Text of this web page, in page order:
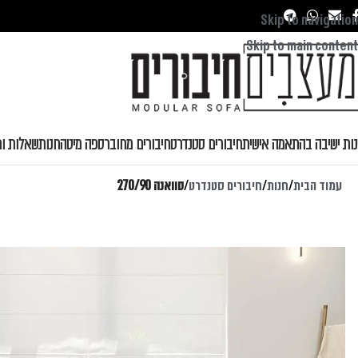
Skip to navigation
Skip to main content
ישיבה בהתאמה אישיתחיבורים סטנדרטחיבורים מחוברספה מיטהחנותשאלות
עמוד הבית/חנות/חיבורים סטנדרט/סוואנה 270/90